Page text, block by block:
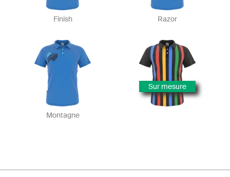
Finish Razor
Montagne
Sur mesure